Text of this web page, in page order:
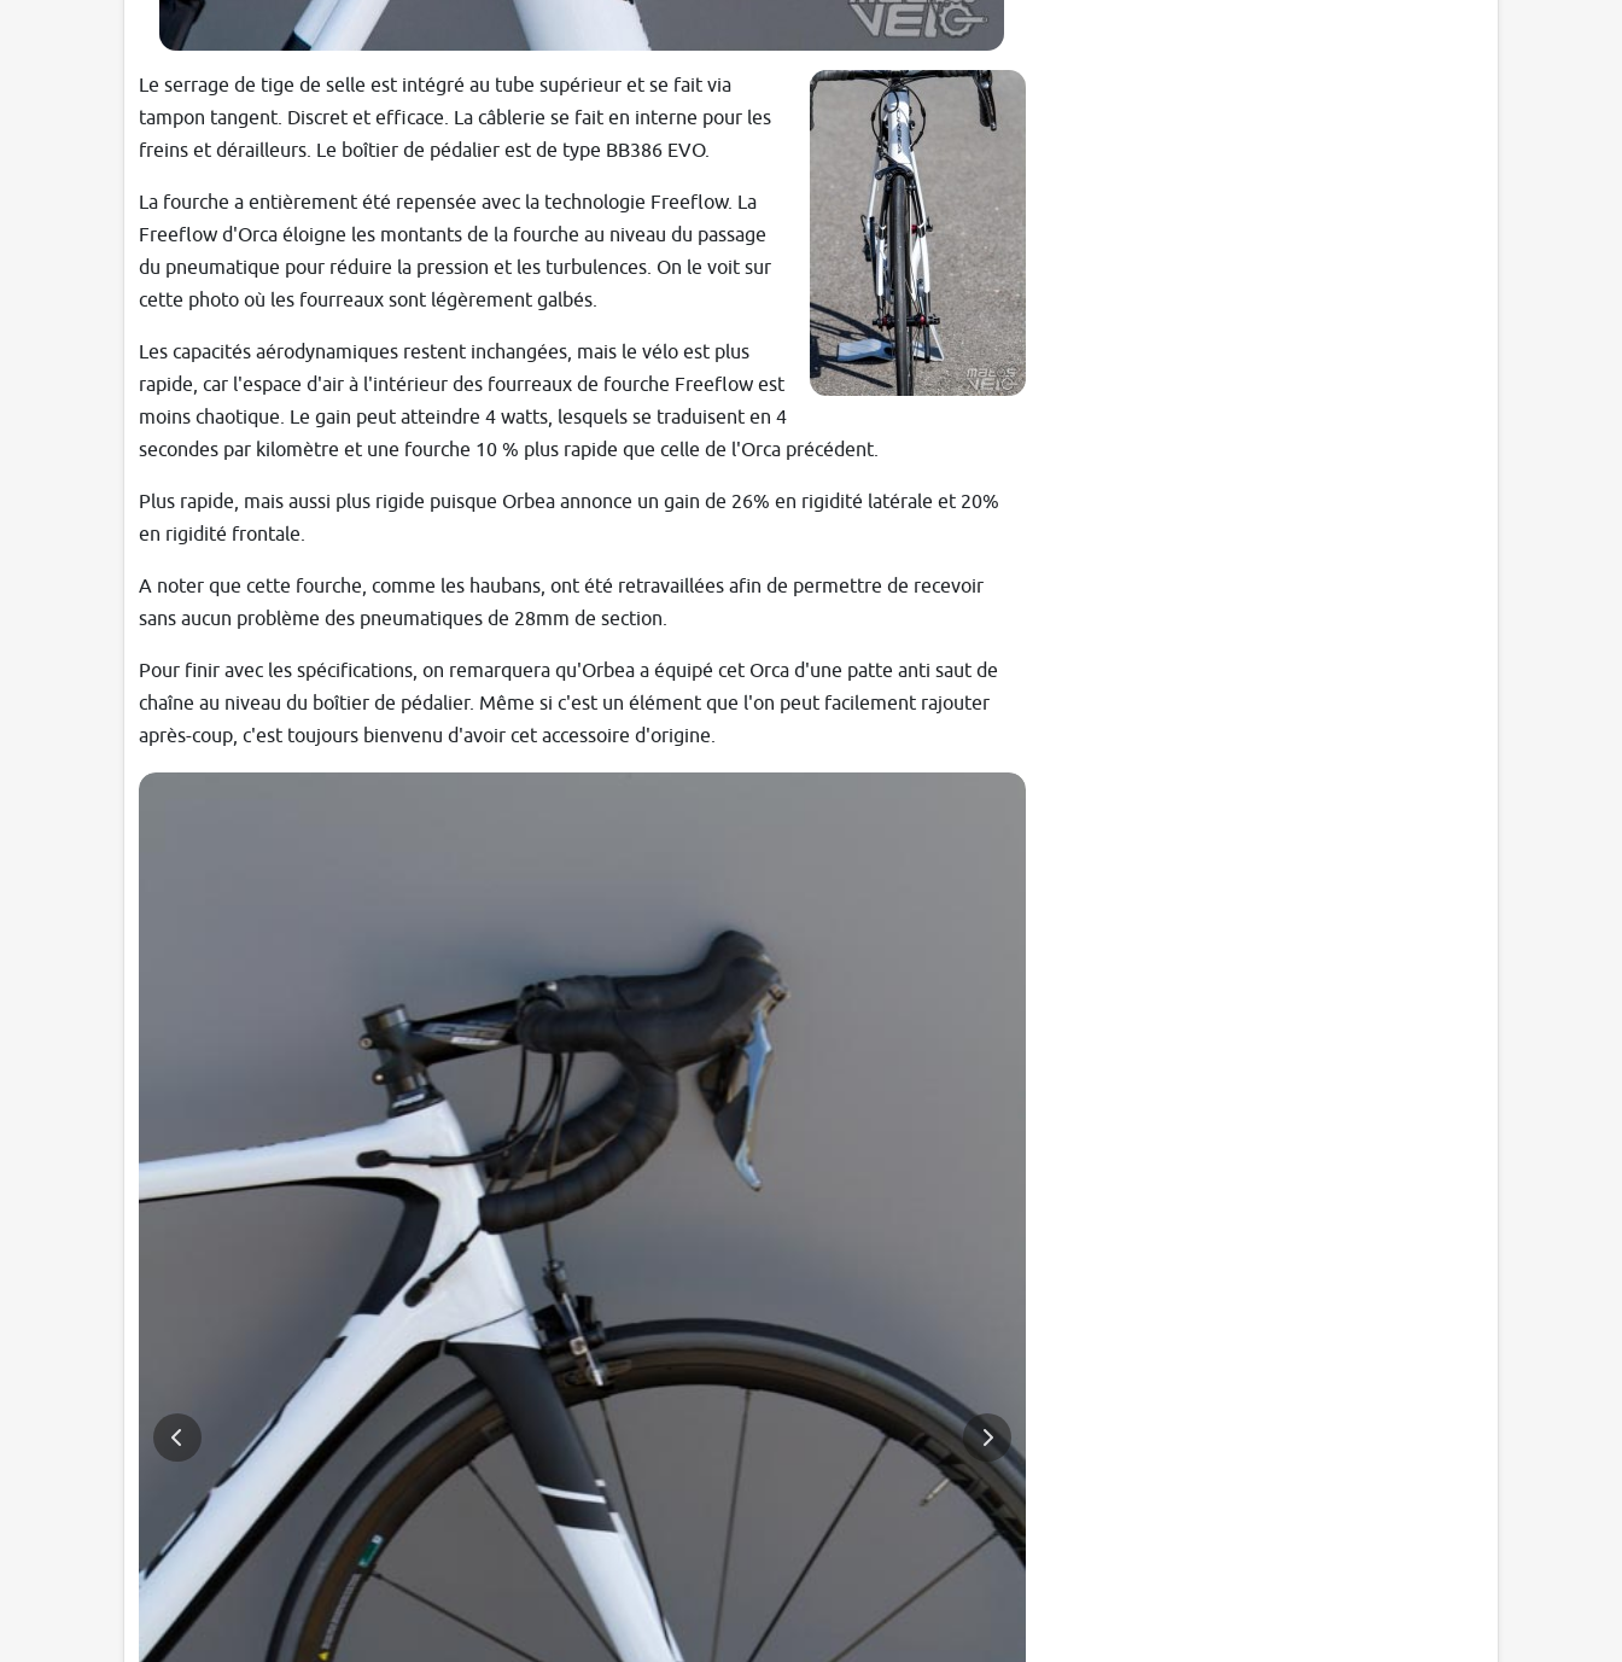
Le serrage de tige de selle est intégré au tube supérieur et se fait via
tampon tangent. Discret et efficace. La câblerie se fait en interne pour les
freins et dérailleurs. Le boîtier de pédalier est de type BB386 EVO.
La fourche a entièrement été repensée avec la technologie Freeflow. La
Freeflow d'Orca éloigne les montants de la fourche au niveau du passage
du pneumatique pour réduire la pression et les turbulences. On le voit sur
cette photo où les fourreaux sont légèrement galbés.
Les capacités aérodynamiques restent inchangées, mais le vélo est plus
rapide, car l'espace d'air à l'intérieur des fourreaux de fourche Freeflow est
moins chaotique. Le gain peut atteindre 4 watts, lesquels se traduisent en 4
secondes par kilomètre et une fourche 10 % plus rapide que celle de l'Orca précédent.
Plus rapide, mais aussi plus rigide puisque Orbea annonce un gain de 26% en rigidité latérale et 20%
en rigidité frontale.
A noter que cette fourche, comme les haubans, ont été retravaillées afin de permettre de recevoir
sans aucun problème des pneumatiques de 28mm de section.
Pour finir avec les spécifications, on remarquera qu'Orbea a équipé cet Orca d'une patte anti saut de
chaîne au niveau du boîtier de pédalier. Même si c'est un élément que l'on peut facilement rajouter
après-coup, c'est toujours bienvenu d'avoir cet accessoire d'origine.